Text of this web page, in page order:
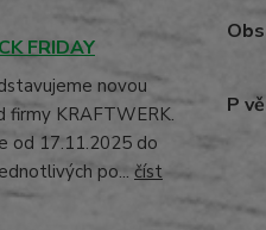
FRIDAY
novou
firmy KRAFTWERK.
od 17.11.2025 do
po... číst
P